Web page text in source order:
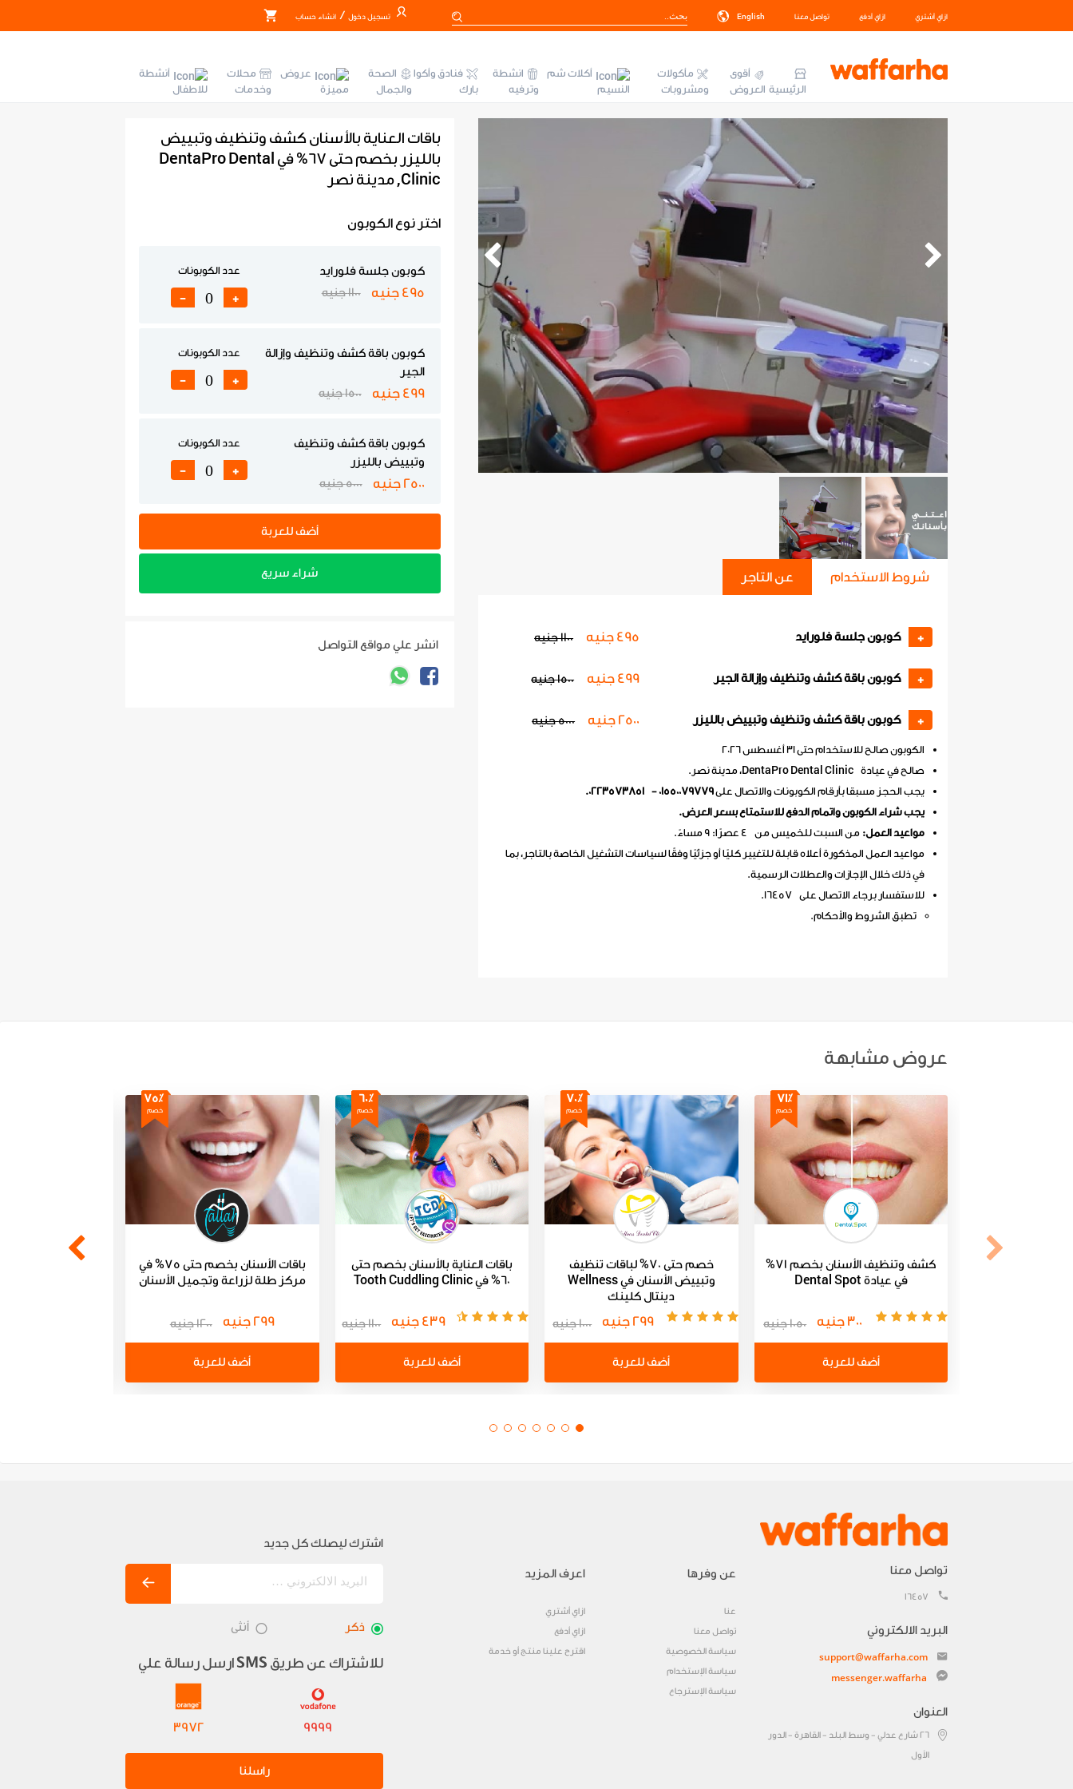
ازاي أشتري ازاي أدفع تواصل معنا English تسجيل دخول / انشاء حساب
الرئيسية
أقوى
العروض
مأكولات
ومشروبات
أكلات شم
النسيم
انشطة
وترفيه
فنادق وأكوا
بارك
الصحة
والجمال
عروض
مميزة
محلات
وخدمات
أنشطة
للاطفال
شروط الاستخدام عن التاجر
+ كوبون جلسة فلورايد 495 جنيه 1100 جنيه
+ كوبون باقة كشف وتنظيف وإزالة الجير 499 جنيه 1500 جنيه
+ كوبون باقة كشف وتنظيف وتبييض بالليزر 2500 جنيه 5000 جنيه
الكوبون صالح للاستخدام حتى 31 أغسطس 2026
صالح في عيادة DentaPro Dental Clinic، مدينة نصر.
يجب الحجز مسبقا بأرقام الكوبونات والاتصال على01550079779 - 0223573851.
يجب شراء الكوبون واتمام الدفع للاستمتاع بسعر العرض.
مواعيد العمل: من السبت للخميس من 4 عصرًا: 9 مساءً.
مواعيد العمل المذكورة أعلاه قابلة للتغيير كليًا أو جزئيًا وفقًا لسياسات التشغيل الخاصة بالتاجر، بما
في ذلك خلال الإجازات والعطلات الرسمية.
للاستفسار برجاء الاتصال على 16457.
تطبق الشروط والأحكام.
باقات العناية بالأسنان كشف وتنظيف وتبييض
بالليزر بخصم حتى 67% في DentaPro Dental
Clinic, مدينة نصر
اختر نوع الكوبون
كوبون جلسة فلورايد
495 جنيه 1100 جنيه
عدد الكوبونات
+
-
كوبون باقة كشف وتنظيف وإزالة
الجير
499 جنيه 1500 جنيه
عدد الكوبونات
+
-
كوبون باقة كشف وتنظيف
وتبييض بالليزر
2500 جنيه 5000 جنيه
عدد الكوبونات
+
-
أضف للعربة
شراء سريع
انشر علي مواقع التواصل
عروض مشابهة
71٪
خصم
كشف وتنظيف الأسنان بخصم 71%
في عيادة Dental Spot
300 جنيه 1050 جنيه
أضف للعربة
70٪
خصم
خصم حتى 70% لباقات تنظيف
وتبييض الأسنان في Wellness
دينتال كلينك
299 جنيه 1000 جنيه
أضف للعربة
60٪
خصم
باقات العناية بالأسنان بخصم حتى
60% في Tooth Cuddling Clinic
439 جنيه 1100 جنيه
أضف للعربة
75٪
خصم
باقات الأسنان بخصم حتى 75% في
مركز طلة لزراعة وتجميل الأسنان
299 جنيه 1200 جنيه
أضف للعربة
باقات تنظيف
تواصل معنا
16457
البريد الالكتروني
support@waffarha.com
messenger.waffarha
العنوان
٢٦ شارع عدلي - وسط البلد - القاهرة - الدور
الأول
عن وفرها
عنا
تواصل معنا
سياسة الخصوصية
سياسة الإستخدام
سياسة الإسترجاع
اعرف المزيد
ازاي أشتري
ازاي أدفع
اقترح علينا منتج أو خدمة
اشترك ليصلك كل جديد
ذكر أنثى
للاشتراك عن طريق SMS ارسل رسالة علي
9999
3972
راسلنا